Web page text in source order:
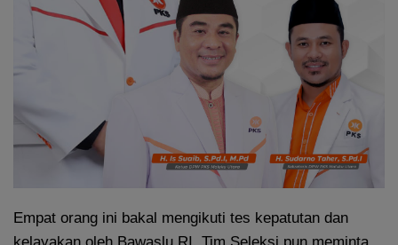
Empat orang ini bakal mengikuti tes kepatutan dan